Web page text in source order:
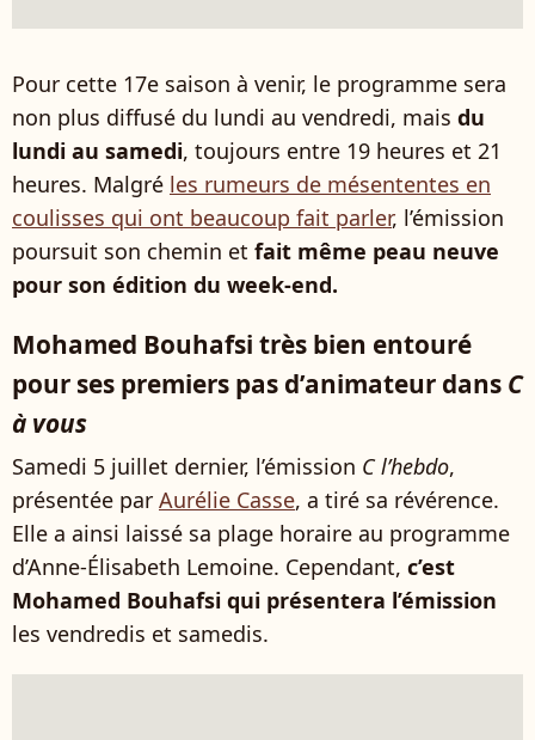
Pour cette 17e saison à venir, le programme sera
non plus diffusé du lundi au vendredi, mais du
lundi au samedi, toujours entre 19 heures et 21
heures. Malgré les rumeurs de mésententes en
coulisses qui ont beaucoup fait parler, l’émission
poursuit son chemin et fait même peau neuve
pour son édition du week-end.
Mohamed Bouhafsi très bien entouré
pour ses premiers pas d’animateur dans C
à vous
Samedi 5 juillet dernier, l’émission C l’hebdo,
présentée par Aurélie Casse, a tiré sa révérence.
Elle a ainsi laissé sa plage horaire au programme
d’Anne-Élisabeth Lemoine. Cependant, c’est
Mohamed Bouhafsi qui présentera l’émission
les vendredis et samedis.